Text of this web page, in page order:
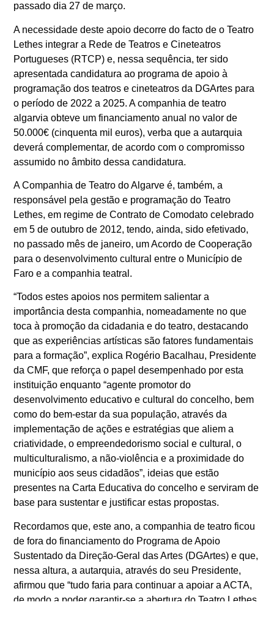
passado dia 27 de março.
A necessidade deste apoio decorre do facto de o Teatro
Lethes integrar a Rede de Teatros e Cineteatros
Portugueses (RTCP) e, nessa sequência, ter sido
apresentada candidatura ao programa de apoio à
programação dos teatros e cineteatros da DGArtes para
o período de 2022 a 2025. A companhia de teatro
algarvia obteve um financiamento anual no valor de
50.000€ (cinquenta mil euros), verba que a autarquia
deverá complementar, de acordo com o compromisso
assumido no âmbito dessa candidatura.
A Companhia de Teatro do Algarve é, também, a
responsável pela gestão e programação do Teatro
Lethes, em regime de Contrato de Comodato celebrado
em 5 de outubro de 2012, tendo, ainda, sido efetivado,
no passado mês de janeiro, um Acordo de Cooperação
para o desenvolvimento cultural entre o Município de
Faro e a companhia teatral.
“Todos estes apoios nos permitem salientar a
importância desta companhia, nomeadamente no que
toca à promoção da cidadania e do teatro, destacando
que as experiências artísticas são fatores fundamentais
para a formação”, explica Rogério Bacalhau, Presidente
da CMF, que reforça o papel desempenhado por esta
instituição enquanto “agente promotor do
desenvolvimento educativo e cultural do concelho, bem
como do bem-estar da sua população, através da
implementação de ações e estratégias que aliem a
criatividade, o empreendedorismo social e cultural, o
multiculturalismo, a não-violência e a proximidade do
município aos seus cidadãos”, ideias que estão
presentes na Carta Educativa do concelho e serviram de
base para sustentar e justificar estas propostas.
Recordamos que, este ano, a companhia de teatro ficou
de fora do financiamento do Programa de Apoio
Sustentado da Direção-Geral das Artes (DGArtes) e que,
nessa altura, a autarquia, através do seu Presidente,
afirmou que “tudo faria para continuar a apoiar a ACTA,
de modo a poder garantir-se a abertura do Teatro Lethes,